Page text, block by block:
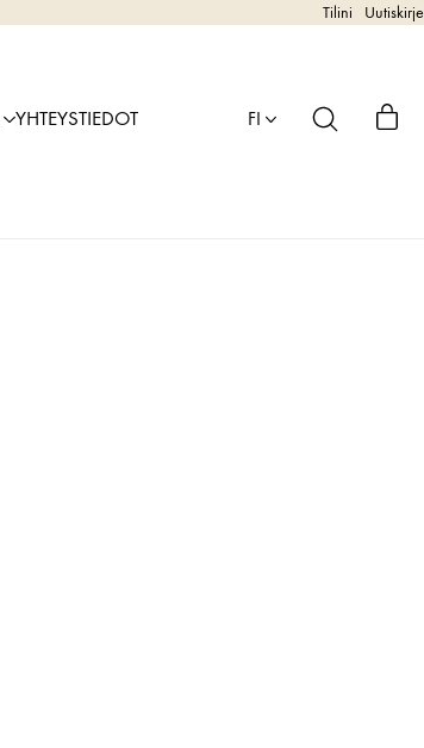
Tilini Uutiskirje
YHTEYSTIEDOT FI